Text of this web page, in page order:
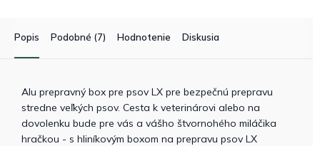
Popis Podobné (7) Hodnotenie Diskusia
Alu prepravný box pre psov LX pre bezpečnú prepravu
stredne veľkých psov. Cesta k veterinárovi alebo na
dovolenku bude pre vás a vášho štvornohého miláčika
hračkou - s hliníkovým boxom na prepravu psov LX